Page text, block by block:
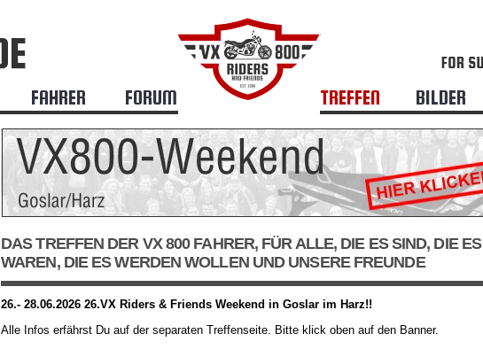
FAHRER FORUM TREFFEN BILDER
DAS TREFFEN DER VX 800 FAHRER, FÜR ALLE, DIE ES SIND, DIE ES
WAREN, DIE ES WERDEN WOLLEN UND UNSERE FREUNDE
26.- 28.06.2026 26.VX Riders & Friends Weekend in Goslar im Harz!!
Alle Infos erfährst Du auf der separaten Treffenseite. Bitte klick oben auf den Banner.